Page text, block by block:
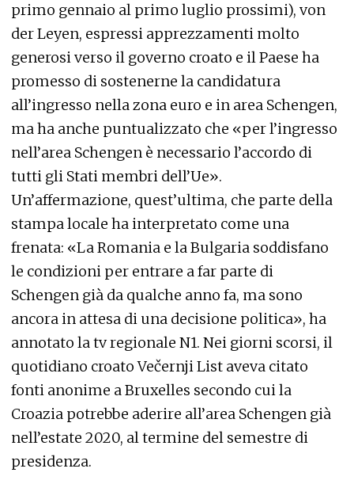
primo gennaio al primo luglio prossimi), von
der Leyen, espressi apprezzamenti molto
generosi verso il governo croato e il Paese ha
promesso di sostenerne la candidatura
all’ingresso nella zona euro e in area Schengen,
ma ha anche puntualizzato che «per l’ingresso
nell’area Schengen è necessario l’accordo di
tutti gli Stati membri dell’Ue».
Un’affermazione, quest’ultima, che parte della
stampa locale ha interpretato come una
frenata: «La Romania e la Bulgaria soddisfano
le condizioni per entrare a far parte di
Schengen già da qualche anno fa, ma sono
ancora in attesa di una decisione politica», ha
annotato la tv regionale N1. Nei giorni scorsi, il
quotidiano croato Večernji List aveva citato
fonti anonime a Bruxelles secondo cui la
Croazia potrebbe aderire all’area Schengen già
nell’estate 2020, al termine del semestre di
presidenza.